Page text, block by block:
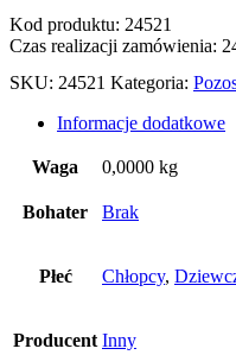
Kod produktu: 24521
Czas realizacji zamówienia:
SKU: 24521 Kategoria:
Informacje dodatkowe
Waga 0,0000 kg
Bohater Brak
Płeć Chłopcy,
Producent Inny